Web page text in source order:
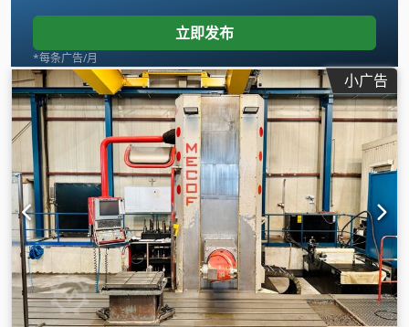
立即发布
*每条广告/月
小广告